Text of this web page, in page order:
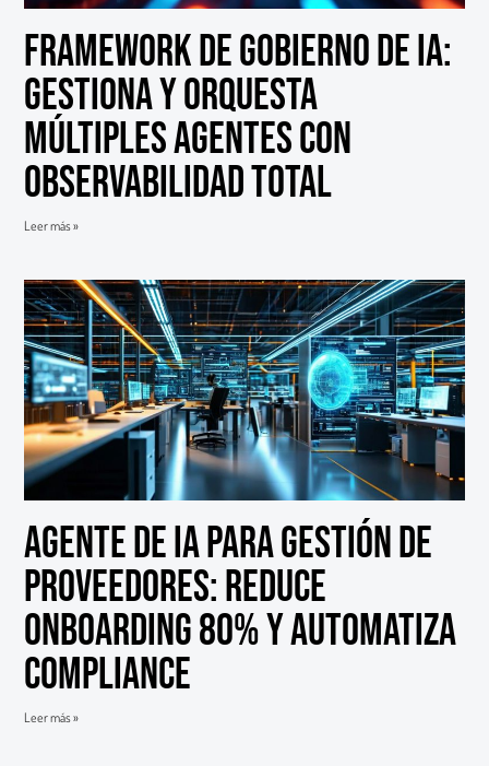
Framework de Gobierno de IA:
Gestiona y Orquesta
Múltiples Agentes con
Observabilidad Total
Leer más »
Agente de IA para Gestión de
Proveedores: Reduce
Onboarding 80% y Automatiza
Compliance
Leer más »